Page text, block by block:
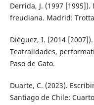
Derrida, J. (1997
freudiana. Madrid:
Diéguez, I. (2014
Teatralidades,
Paso de Gato.
Duarte, C. (2023).
Santiago de Chile: